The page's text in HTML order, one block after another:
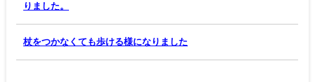
りました。
杖をつかなくても歩ける様になりました